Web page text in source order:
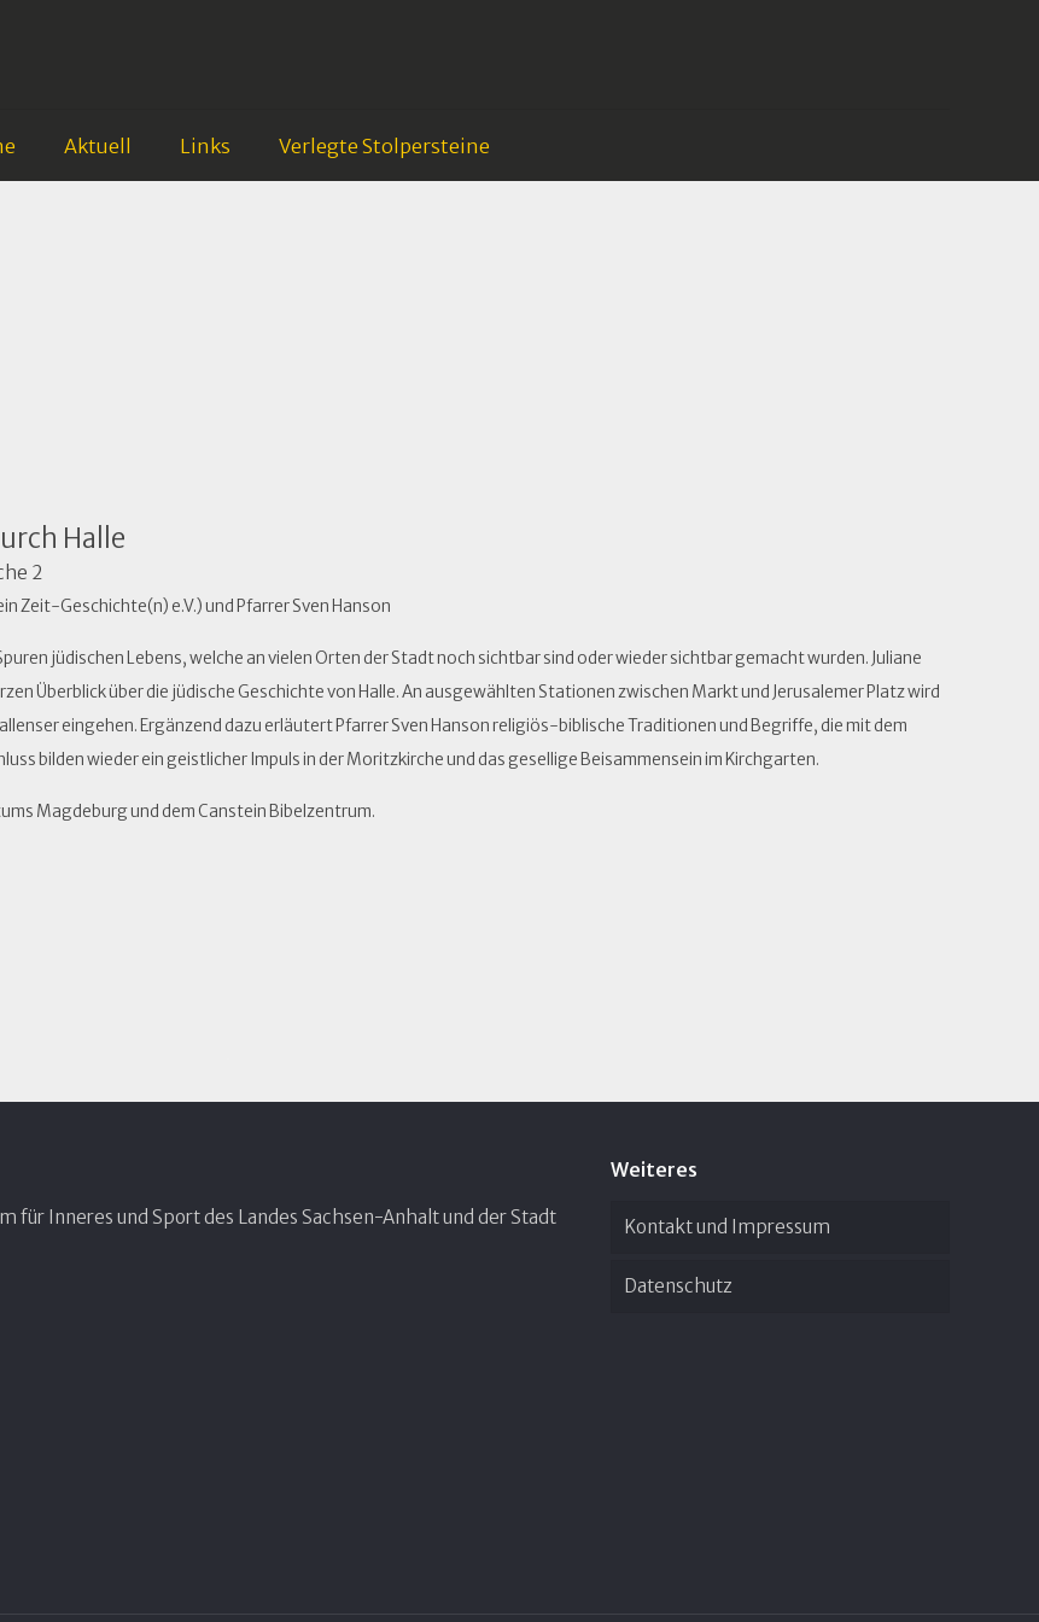
Aktuell Links Verlegte Stolpersteine
Halle
2
Zeit-Geschichte(n) e.V.) und Pfarrer Sven Hanson
jüdischen Lebens, welche an vielen Orten der Stadt noch sichtbar sind oder wieder sichtbar gemacht wurden. Juliane
Überblick über die jüdische Geschichte von Halle. An ausgewählten Stationen zwischen Markt und Jerusalemer Platz wird
eingehen. Ergänzend dazu erläutert Pfarrer Sven Hanson religiös-biblische Traditionen und Begriffe, die mit dem
bilden wieder ein geistlicher Impuls in der Moritzkirche und das gesellige Beisammensein im Kirchgarten.
Magdeburg und dem Canstein Bibelzentrum.
für Inneres und Sport des Landes Sachsen-Anhalt und der Stadt
Weiteres
Kontakt und Impressum
Datenschutz